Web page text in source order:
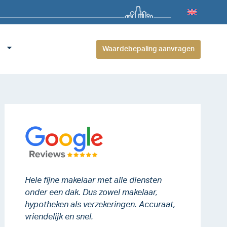
Waardebepaling aanvragen
Hele fijne makelaar met alle diensten
onder een dak. Dus zowel makelaar,
hypotheken als verzekeringen. Accuraat,
vriendelijk en snel.